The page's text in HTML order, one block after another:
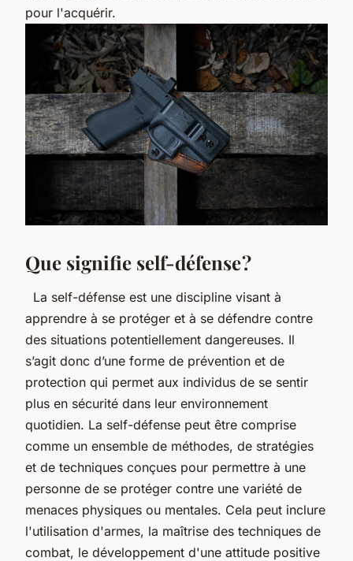
pour l'acquérir.
Que signifie self-défense ?
La self-défense est une discipline visant à
apprendre à se protéger et à se défendre contre
des situations potentiellement dangereuses. Il
s’agit donc d’une forme de prévention et de
protection qui permet aux individus de se sentir
plus en sécurité dans leur environnement
quotidien. La self-défense peut être comprise
comme un ensemble de méthodes, de stratégies
et de techniques conçues pour permettre à une
personne de se protéger contre une variété de
menaces physiques ou mentales. Cela peut inclure
l'utilisation d'armes, la maîtrise des techniques de
combat, le développement d'une attitude positive